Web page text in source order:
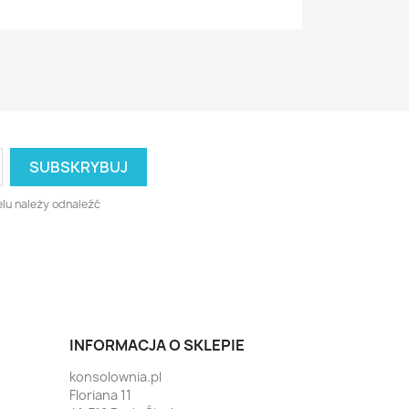
należy odnaleźć
INFORMACJA O SKLEPIE
konsolownia.pl
Floriana 11